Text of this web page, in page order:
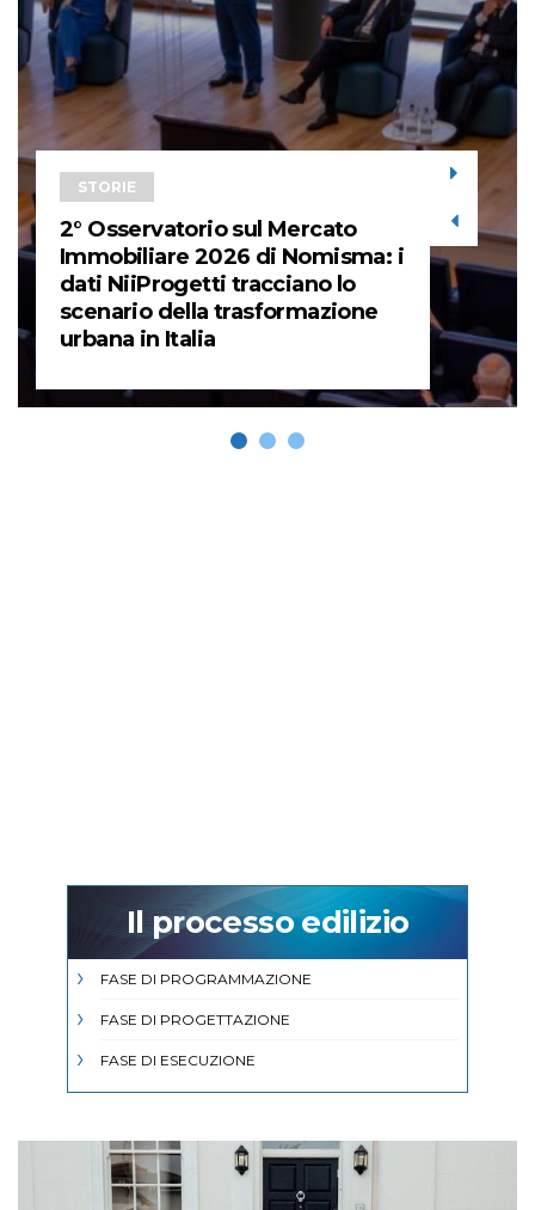
STORIE
2° Osservatorio sul Mercato
Immobiliare 2026 di Nomisma: i
dati NiiProgetti tracciano lo
scenario della trasformazione
urbana in Italia
Il processo edilizio
FASE DI PROGRAMMAZIONE
FASE DI PROGETTAZIONE
FASE DI ESECUZIONE